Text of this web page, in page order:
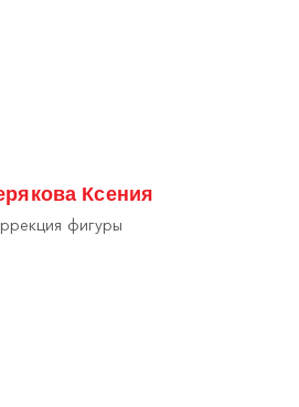
Ксения
фигуры